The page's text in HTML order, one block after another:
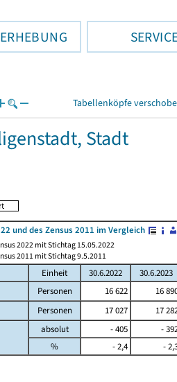
Tabellenköpfe
Stadt
und des Zensus 2011 im Vergleich
2022 mit Stichtag 15.05.2022
2011 mit Stichtag 9.5.2011
Einheit 30.6.2022
30.6.2023
Personen 16 622
16
Personen 17 027
17
absolut - 405
-
%
- 2,4 -